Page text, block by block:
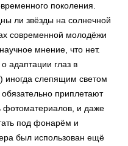
поколения.
ли звёзды на солнечной
современной молодёжи
мнение, что нет.
адаптации глаз в
иногда слепящим светом
приплетают
фотоматериалов, и даже
под фонарём и
был использован ещё